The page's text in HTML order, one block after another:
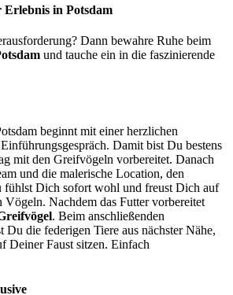
in Potsdam
Dann bewahre Ruhe beim
und tauche ein in die faszinierende
beginnt mit einer herzlichen
Damit bist Du bestens
mit den Greifvögeln vorbereitet. Danach
und die malerische Location, den
fühlst Dich sofort wohl und freust Dich auf
Vögeln. Nachdem das Futter vorbereitet
. Beim anschließenden
Du die federigen Tiere aus nächster Nähe,
Deiner Faust sitzen. Einfach